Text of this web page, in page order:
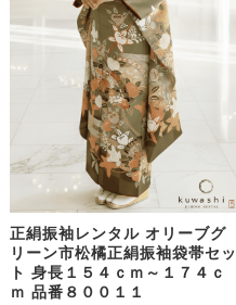
正絹振袖レンタル オリーブグ
リーン市松橘正絹振袖袋帯セッ
ト 身長１５４ｃｍ～１７４ｃ
ｍ 品番８００１１